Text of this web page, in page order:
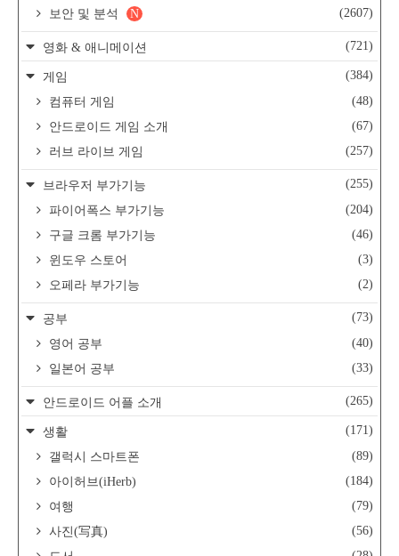
보안 및 분석
(2607)
N
영화 & 애니메이션 (721)
게임
(384)
컴퓨터 게임
(48)
안드로이드 게임 소개
(67)
러브 라이브 게임
(257)
브라우저 부가기능
(255)
파이어폭스 부가기능
(204)
구글 크롬 부가기능
(46)
윈도우 스토어
(3)
오페라 부가기능
(2)
공부
(73)
영어 공부
(40)
일본어 공부
(33)
안드로이드 어플 소개 (265)
생활
(171)
갤럭시 스마트폰
(89)
아이허브(iHerb)
(184)
여행
(79)
사진(写真)
(56)